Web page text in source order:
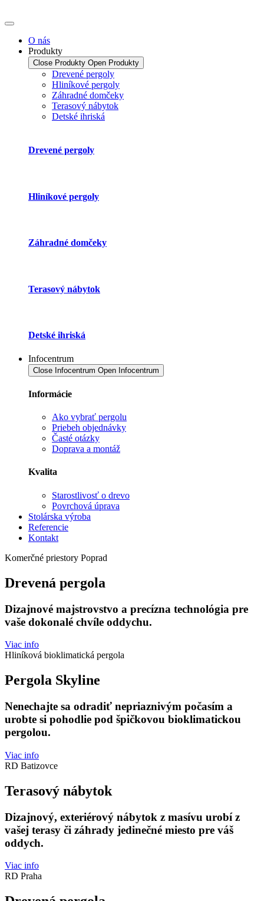
na
O nás
Produkty
Close Produkty Open Produkty
Drevené pergoly
Hliníkové pergoly
Záhradné domčeky
Terasový nábytok
Detské ihriská
Drevené pergoly
Hliníkové pergoly
Záhradné domčeky
Terasový nábytok
Detské ihriská
Infocentrum
Close Infocentrum Open Infocentrum
Informácie
Ako vybrať pergolu
Priebeh objednávky
Časté otázky
Doprava a montáž
Kvalita
Starostlivosť o drevo
Povrchová úprava
Stolárska výroba
Referencie
Kontakt
Komerčné priestory Poprad
Drevená pergola
Dizajnové majstrovstvo a precízna technológia pre
vaše dokonalé chvíle oddychu.
Viac info
Hliníková bioklimatická pergola
Pergola Skyline
Nenechajte sa odradiť nepriaznivým počasím a
urobte si pohodlie pod špičkovou bioklimatickou
pergolou.
Viac info
RD Batizovce
Terasový nábytok
Dizajnový, exteriérový nábytok z masívu urobí z
vašej terasy či záhrady jedinečné miesto pre váš
oddych.
Viac info
RD Praha